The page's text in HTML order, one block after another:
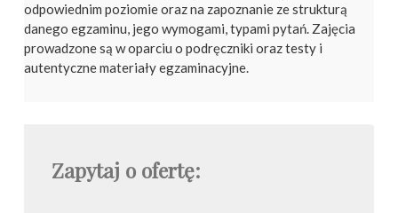
odpowiednim poziomie oraz na zapoznanie ze strukturą
danego egzaminu, jego wymogami, typami pytań. Zajęcia
prowadzone są w oparciu o podręczniki oraz testy i
autentyczne materiały egzaminacyjne.
Zapytaj o ofertę: